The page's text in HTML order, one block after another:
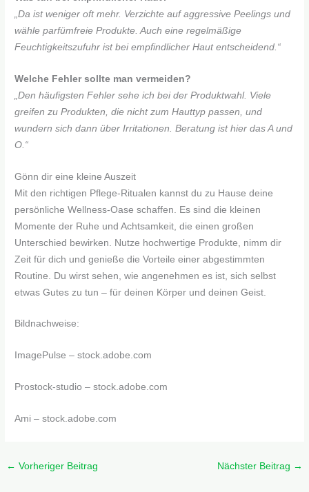
„Da ist weniger oft mehr. Verzichte auf aggressive Peelings und
wähle parfümfreie Produkte. Auch eine regelmäßige
Feuchtigkeitszufuhr ist bei empfindlicher Haut entscheidend.“
Welche Fehler sollte man vermeiden?
„Den häufigsten Fehler sehe ich bei der Produktwahl. Viele
greifen zu Produkten, die nicht zum Hauttyp passen, und
wundern sich dann über Irritationen. Beratung ist hier das A und
O.“
Gönn dir eine kleine Auszeit
Mit den richtigen Pflege-Ritualen kannst du zu Hause deine
persönliche Wellness-Oase schaffen. Es sind die kleinen
Momente der Ruhe und Achtsamkeit, die einen großen
Unterschied bewirken. Nutze hochwertige Produkte, nimm dir
Zeit für dich und genieße die Vorteile einer abgestimmten
Routine. Du wirst sehen, wie angenehmen es ist, sich selbst
etwas Gutes zu tun – für deinen Körper und deinen Geist.
Bildnachweise:
ImagePulse – stock.adobe.com
Prostock-studio – stock.adobe.com
Ami – stock.adobe.com
← Vorheriger Beitrag Nächster Beitrag →